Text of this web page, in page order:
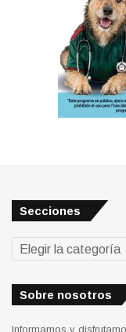
Secciones
Secciones
Sobre nosotros
Informamos y